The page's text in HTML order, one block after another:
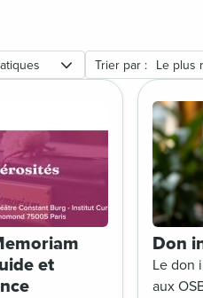
Trier par : Le plus
et
Don
Le don
aux